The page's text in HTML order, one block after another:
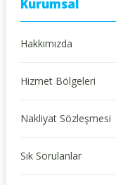
Kurumsal
Hakkımızda
Hizmet Bölgeleri
Nakliyat Sözleşmesi
Sık Sorulanlar